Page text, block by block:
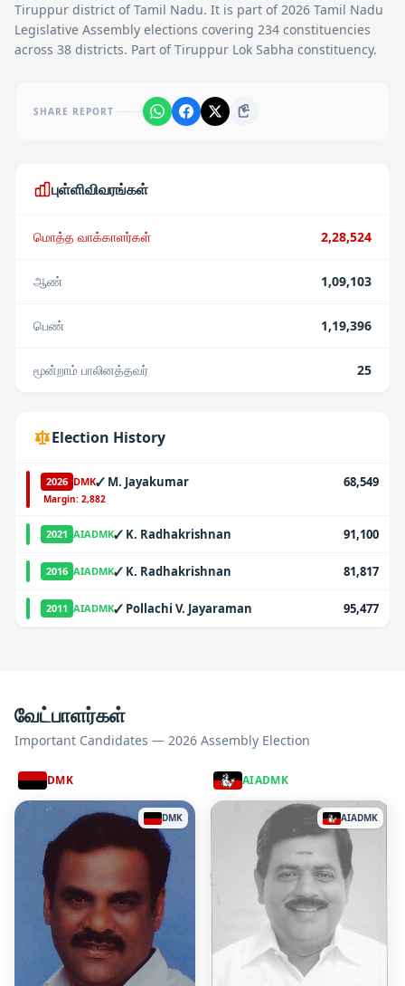
Tiruppur district of Tamil Nadu. It is part of 2026 Tamil Nadu
Legislative Assembly elections covering 234 constituencies
across 38 districts. Part of Tiruppur Lok Sabha constituency.
SHARE REPORT
புள்ளிவிவரங்கள்
மொத்த வாக்காளர்கள் 2,28,524
ஆண் 1,09,103
பெண் 1,19,396
மூன்றாம் பாலினத்தவர் 25
Election History
2026 DMK✓ M. Jayakumar 68,549
·Margin: 2,882
2021 AIADMK✓ K. Radhakrishnan 91,100
2016 AIADMK✓ K. Radhakrishnan 81,817
2011 AIADMK✓ Pollachi V. Jayaraman 95,477
வேட்பாளர்கள்
Important Candidates — 2026 Assembly Election
DMK
DMK
AIADMK
AIADMK